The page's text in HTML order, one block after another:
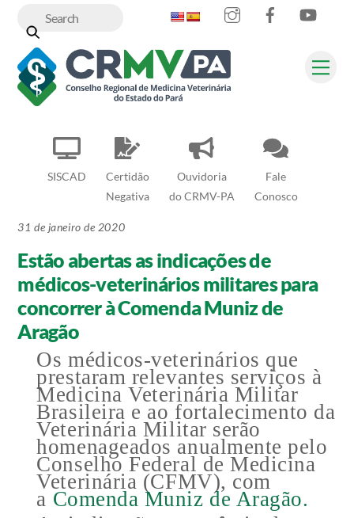
content
SISCAD
Certidão
Negativa
Ouvidoria
do CRMV-PA
Fale
Conosco
InstagramFacebook
31 de janeiro de 2020
Estão abertas as indicações de
médicos-veterinários militares para
concorrer à Comenda Muniz de
Aragão
Os médicos-veterinários que
prestaram relevantes serviços à
Medicina Veterinária Militar
Brasileira e ao fortalecimento da
Veterinária Militar serão
homenageados anualmente pelo
Conselho Federal de Medicina
Veterinária (CFMV), com
a Comenda Muniz de Aragão.